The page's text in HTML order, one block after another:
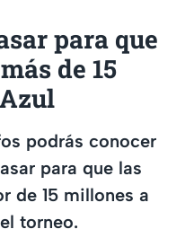
para que
de 15
podrás conocer
para que las
de 15 millones a
torneo.